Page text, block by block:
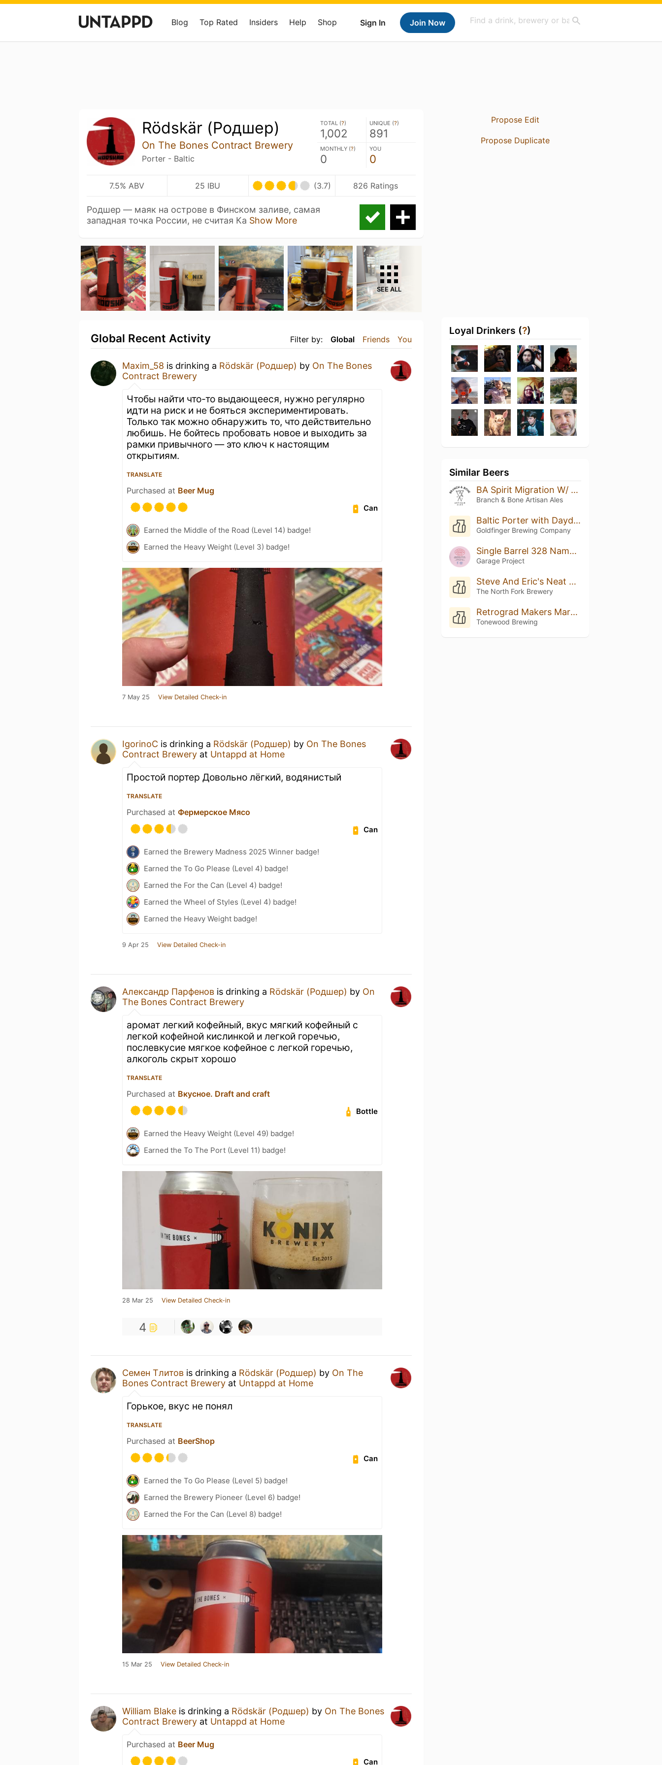
Sign In Join Now
Blog Top Rated Insiders Help Shop
Rödskär (Родшер)
On The Bones Contract Brewery
Porter - Baltic
TOTAL (?)
1,002
UNIQUE (?)
891
MONTHLY (?)
0
YOU
0
7.5% ABV 25 IBU (3.7) 826 Ratings
Родшер — маяк на острове в Финском заливе, самая
западная точка России, не считая Ка Show More
SEE ALL
Filter by: Global Friends You
Global Recent Activity
Maxim_58 is drinking a Rödskär (Родшер) by On The Bones
Contract Brewery
Чтобы найти что-то выдающееся, нужно регулярно
идти на риск и не бояться экспериментировать.
Только так можно обнаружить то, что действительно
любишь. Не бойтесь пробовать новое и выходить за
рамки привычного — это ключ к настоящим
открытиям.
TRANSLATE
Purchased at Beer Mug
Can
Earned the Middle of the Road (Level 14) badge!
Earned the Heavy Weight (Level 3) badge!
7 May 25 View Detailed Check-in
IgorinoC is drinking a Rödskär (Родшер) by On The Bones
Contract Brewery at Untappd at Home
Простой портер Довольно лёгкий, водянистый
TRANSLATE
Purchased at Фермерское Мясо
Can
Earned the Brewery Madness 2025 Winner badge!
Earned the To Go Please (Level 4) badge!
Earned the For the Can (Level 4) badge!
Earned the Wheel of Styles (Level 4) badge!
Earned the Heavy Weight badge!
9 Apr 25 View Detailed Check-in
Александр Парфенов is drinking a Rödskär (Родшер) by On
The Bones Contract Brewery
аромат легкий кофейный, вкус мягкий кофейный с
легкой кофейной кислинкой и легкой горечью,
послевкусие мягкое кофейное с легкой горечью,
алкоголь скрыт хорошо
TRANSLATE
Purchased at Вкусное. Draft and craft
Bottle
Earned the Heavy Weight (Level 49) badge!
Earned the To The Port (Level 11) badge!
28 Mar 25 View Detailed Check-in
4
Семен Тлитов is drinking a Rödskär (Родшер) by On The
Bones Contract Brewery at Untappd at Home
Горькое, вкус не понял
TRANSLATE
Purchased at BeerShop
Can
Earned the To Go Please (Level 5) badge!
Earned the Brewery Pioneer (Level 6) badge!
Earned the For the Can (Level 8) badge!
15 Mar 25 View Detailed Check-in
William Blake is drinking a Rödskär (Родшер) by On The Bones
Contract Brewery at Untappd at Home
Purchased at Beer Mug
Can
Propose Edit
Propose Duplicate
Loyal Drinkers (?)
Similar Beers
BA Spirit Migration W/ Coconut & Vanilla
Branch & Bone Artisan Ales
Baltic Porter with Daydream Coffee (Single Cask) - 2022
Goldfinger Brewing Company
Single Barrel 328 Name: Boysenberry Bretted Bourbon Baltic Porter
Garage Project
Steve And Eric's Neat Beer
The North Fork Brewery
Retrograd Makers Mark BA
Tonewood Brewing